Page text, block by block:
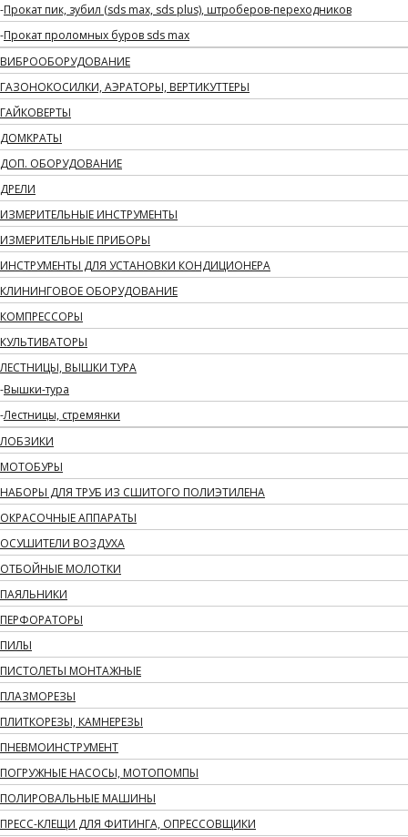
Прокат пик, зубил (sds max, sds plus), штроберов-переходников
Прокат проломных буров sds max
ВИБРООБОРУДОВАНИЕ
ГАЗОНОКОСИЛКИ, АЭРАТОРЫ, ВЕРТИКУТТЕРЫ
ГАЙКОВЕРТЫ
ДОМКРАТЫ
ДОП. ОБОРУДОВАНИЕ
ДРЕЛИ
ИЗМЕРИТЕЛЬНЫЕ ИНСТРУМЕНТЫ
ИЗМЕРИТЕЛЬНЫЕ ПРИБОРЫ
ИНСТРУМЕНТЫ ДЛЯ УСТАНОВКИ КОНДИЦИОНЕРА
КЛИНИНГОВОЕ ОБОРУДОВАНИЕ
КОМПРЕССОРЫ
КУЛЬТИВАТОРЫ
ЛЕСТНИЦЫ, ВЫШКИ ТУРА
Вышки-тура
Лестницы, стремянки
ЛОБЗИКИ
МОТОБУРЫ
НАБОРЫ ДЛЯ ТРУБ ИЗ СШИТОГО ПОЛИЭТИЛЕНА
ОКРАСОЧНЫЕ АППАРАТЫ
ОСУШИТЕЛИ ВОЗДУХА
ОТБОЙНЫЕ МОЛОТКИ
ПАЯЛЬНИКИ
ПЕРФОРАТОРЫ
ПИЛЫ
ПИСТОЛЕТЫ МОНТАЖНЫЕ
ПЛАЗМОРЕЗЫ
ПЛИТКОРЕЗЫ, КАМНЕРЕЗЫ
ПНЕВМОИНСТРУМЕНТ
ПОГРУЖНЫЕ НАСОСЫ, МОТОПОМПЫ
ПОЛИРОВАЛЬНЫЕ МАШИНЫ
ПРЕСС-КЛЕЩИ ДЛЯ ФИТИНГА, ОПРЕССОВЩИКИ